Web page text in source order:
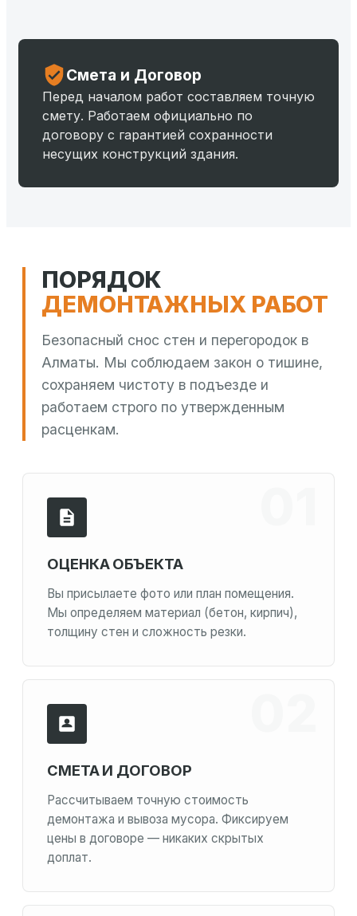
Смета и Договор
Перед началом работ составляем точную
смету. Работаем официально по
договору с гарантией сохранности
несущих конструкций здания.
ПОРЯДОК
ДЕМОНТАЖНЫХ РАБОТ
Безопасный снос стен и перегородок в
Алматы. Мы соблюдаем закон о тишине,
сохраняем чистоту в подъезде и
работаем строго по утвержденным
расценкам.
ОЦЕНКА ОБЪЕКТА
Вы присылаете фото или план помещения.
Мы определяем материал (бетон, кирпич),
толщину стен и сложность резки.
СМЕТА И ДОГОВОР
Рассчитываем точную стоимость
демонтажа и вывоза мусора. Фиксируем
цены в договоре — никаких скрытых
доплат.